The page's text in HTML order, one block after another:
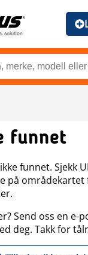
funnet
funnet. Sjekk
på
Send oss en e-
deg. Takk for